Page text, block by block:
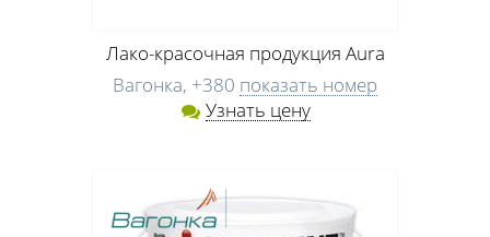
Лако-красочная продукция Aura
Вагонка, +380 показать номер
Узнать цену